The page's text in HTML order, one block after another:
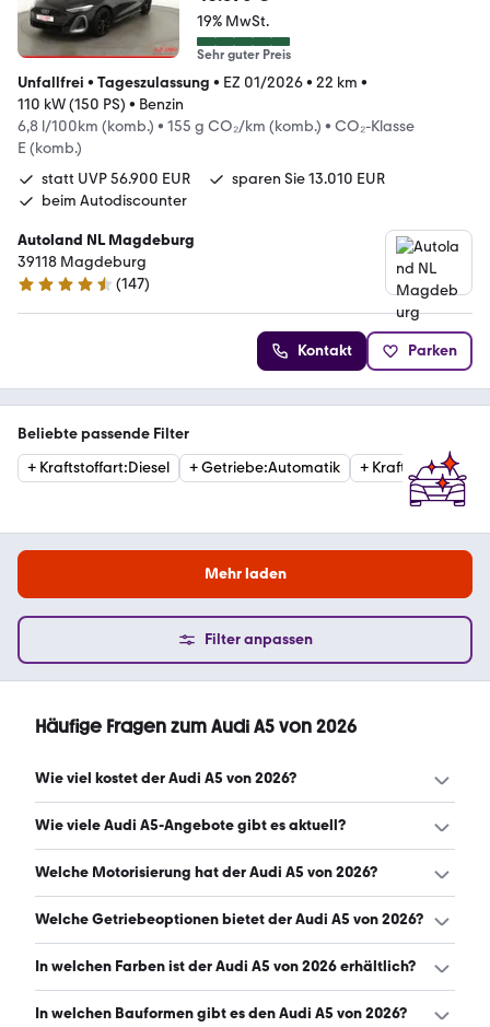
19% MwSt.
Sehr guter Preis
Unfallfrei • Tageszulassung • EZ 01/2026• 22 km •
110 kW (150 PS) • Benzin
6,8 l/100km (komb.) • 155 g CO₂/km (komb.) • CO₂-Klasse
E (komb.)
statt UVP 56.900 EUR
sparen Sie 13.010 EUR
beim Autodiscounter
Autoland NL Magdeburg
39118 Magdeburg
4.6 Sterne
(147)
Kontakt Parken
Beliebte passende Filter
+ Kraftstoffart:Diesel +Getriebe:Automatik + Kraftstoffart:
Mehr laden
Filter anpassen
Häufige Fragen zum Audi A5 von 2026
Wie viel kostet der Audi A5 von 2026?
Ein guter Preis für einen Audi A5 von 2026 liegt zwischen
€ monatlich. (Stand: 7.8.2026)
Wie viele Audi A5-Angebote gibt es aktuell?
Es gibt insgesamt 420 Audi A5 bei mobile.de, davon 420
Welche Motorisierung hat der Audi A5 von 2026?
Der Audi A5 von 2026 hat Leistungen zwischen 150 und
Welche Getriebeoptionen bietet der Audi A5 von 2026?
Der Audi A5 von 2026 ist mit automatischem, manuellem
7.8.2026)
In welchen Farben ist der Audi A5 von 2026 erhältlich?
Den Audi A5 von 2026 gibt es in folgenden Farben:
In welchen Bauformen gibt es den Audi A5 von 2026?